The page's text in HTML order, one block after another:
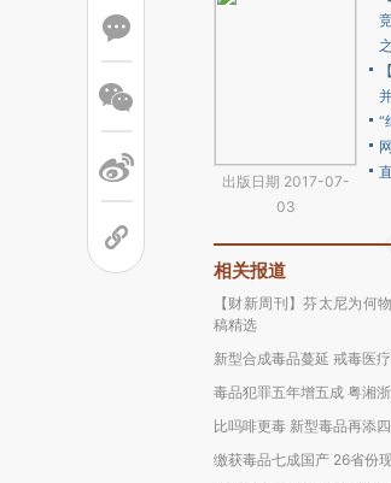
出版日期 2017-07-
03
“
相关报道
【财新周刊】芬太尼为何
稿精选
新型合成毒品蔓延 戒毒医
毒品犯罪五年增五成 粤湘
比吗啡更毒 新型毒品再添
缴获毒品七成国产 26省份